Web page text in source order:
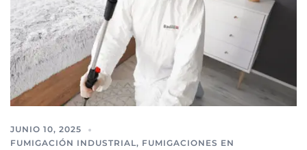
JUNIO 10, 2025
FUMIGACIÓN INDUSTRIAL, FUMIGACIONES EN